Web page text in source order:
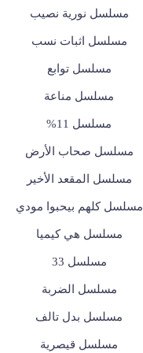
مسلسل نورية نصيب
مسلسل اثبات نسب
مسلسل توابع
مسلسل مناعة
مسلسل 11%
مسلسل صحاب الأرض
مسلسل المقعد الأخير
مسلسل كلهم بيحبوا مودي
مسلسل هي كيميا
مسلسل 33
مسلسل الضربة
مسلسل بدل تالف
مسلسل قيصرية